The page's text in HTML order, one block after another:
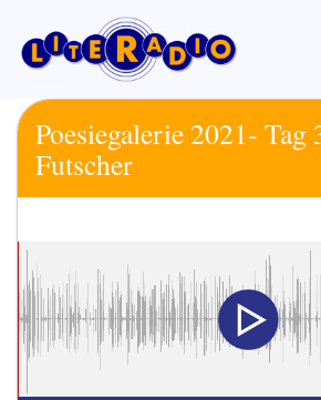
Inhalt
springen
Poesiegalerie 2021- Tag
Futscher